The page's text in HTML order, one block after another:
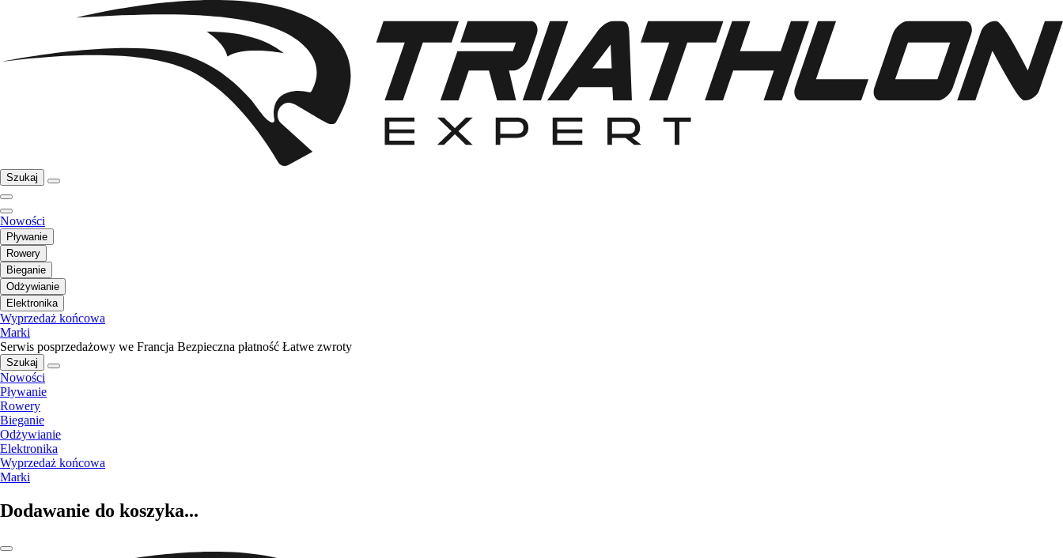
Szukaj
Nowości
Pływanie
Rowery
Bieganie
Odżywianie
Elektronika
Wyprzedaż końcowa
Marki
Serwis posprzedażowy we Francja Bezpieczna płatność Łatwe zwroty
Szukaj
Nowości
Pływanie
Rowery
Bieganie
Odżywianie
Elektronika
Wyprzedaż końcowa
Marki
Dodawanie do koszyka...